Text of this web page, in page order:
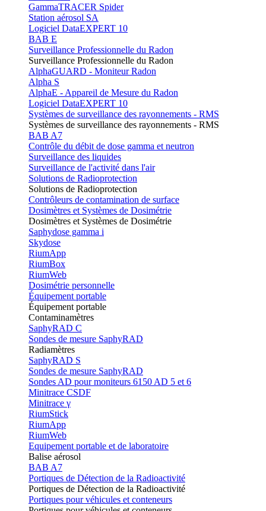
GammaTRACER Spider
Station aérosol SA
Logiciel DataEXPERT 10
BAB E
Surveillance Professionnelle du Radon
Surveillance Professionnelle du Radon
AlphaGUARD - Moniteur Radon
Alpha S
AlphaE - Appareil de Mesure du Radon
Logiciel DataEXPERT 10
Systèmes de surveillance des rayonnements - RMS
Systèmes de surveillance des rayonnements - RMS
BAB A7
Contrôle du débit de dose gamma et neutron
Surveillance des liquides
Surveillance de l'activité dans l'air
Solutions de Radioprotection
Solutions de Radioprotection
Contrôleurs de contamination de surface
Dosimètres et Systèmes de Dosimétrie
Dosimètres et Systèmes de Dosimétrie
Saphydose gamma i
Skydose
RiumApp
RiumBox
RiumWeb
Dosimétrie personnelle
Équipement portable
Équipement portable
Contaminamètres
SaphyRAD C
Sondes de mesure SaphyRAD
Radiamètres
SaphyRAD S
Sondes de mesure SaphyRAD
Sondes AD pour moniteurs 6150 AD 5 et 6
Minitrace CSDF
Minitrace γ
RiumStick
RiumApp
RiumWeb
Equipement portable et de laboratoire
Balise aérosol
BAB A7
Portiques de Détection de la Radioactivité
Portiques de Détection de la Radioactivité
Portiques pour véhicules et conteneurs